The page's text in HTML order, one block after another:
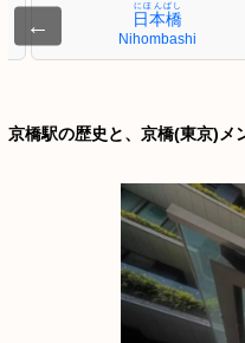
← 日本橋
にほんばし
Nihombashi
京橋駅の歴史と、京橋(東京)メ